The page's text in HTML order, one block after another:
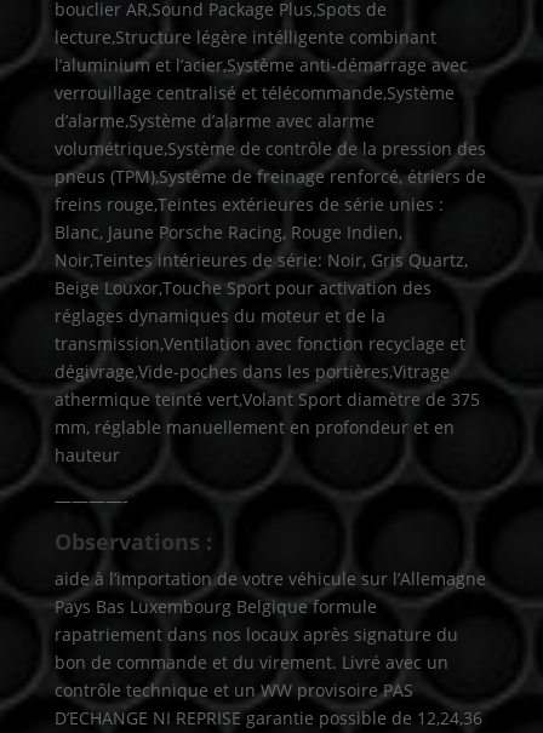
bouclier AR,Sound Package Plus,Spots de
lecture,Structure légère intélligente combinant
l’aluminium et l’acier,Système anti-démarrage avec
verrouillage centralisé et télécommande,Système
d’alarme,Système d’alarme avec alarme
volumétrique,Système de contrôle de la pression des
pneus (TPM),Système de freinage renforcé, étriers de
freins rouge,Teintes extérieures de série unies :
Blanc, Jaune Porsche Racing, Rouge Indien,
Noir,Teintes intérieures de série: Noir, Gris Quartz,
Beige Louxor,Touche Sport pour activation des
réglages dynamiques du moteur et de la
transmission,Ventilation avec fonction recyclage et
dégivrage,Vide-poches dans les portières,Vitrage
athermique teinté vert,Volant Sport diamètre de 375
mm, réglable manuellement en profondeur et en
hauteur
————-
Observations :
aide à l’importation de votre véhicule sur l’Allemagne
Pays Bas Luxembourg Belgique formule
rapatriement dans nos locaux après signature du
bon de commande et du virement. Livré avec un
contrôle technique et un WW provisoire PAS
D’ECHANGE NI REPRISE garantie possible de 12,24,36